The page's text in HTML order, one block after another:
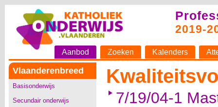
2019-
Aanbod Zoeken Kalenders
Vlaanderenbreed
Basisonderwijs
Secundair onderwijs
7/19/04-1